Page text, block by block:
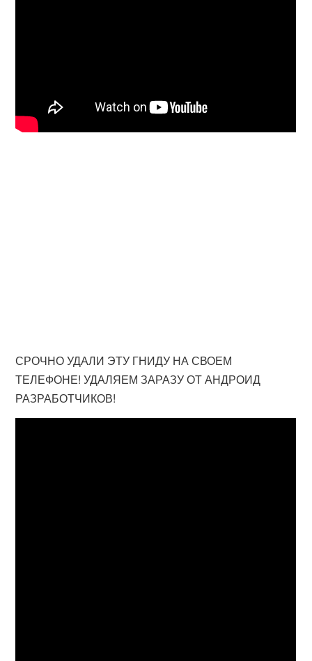
СРОЧНО УДАЛИ ЭТУ ГНИДУ НА СВОЕМ
ТЕЛЕФОНЕ! УДАЛЯЕМ ЗАРАЗУ ОТ АНДРОИД
РАЗРАБОТЧИКОВ!